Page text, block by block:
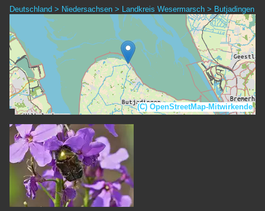
Deutschland > Niedersachsen > Landkreis Wesermarsch > Butjadingen
(C) OpenStreetMap-Mitwirkende